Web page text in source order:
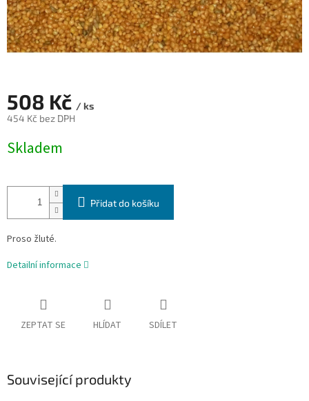
508 Kč / ks
454 Kč bez DPH
cena:
Skladem
Přidat do košíku
Proso žluté.
Detailní informace
ZEPTAT SE HLÍDAT SDÍLET
Související produkty